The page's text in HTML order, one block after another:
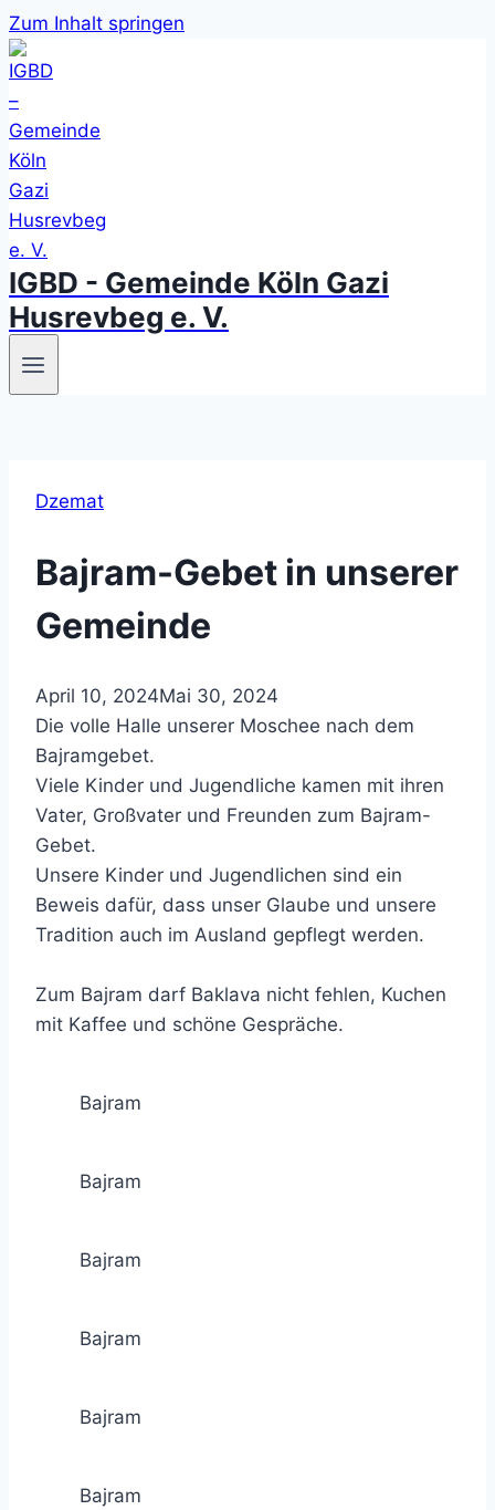
Zum Inhalt springen
IGBD - Gemeinde Köln Gazi
Husrevbeg e. V.
Dzemat
Bajram-Gebet in unserer
Gemeinde
April 10, 2024Mai 30, 2024
Die volle Halle unserer Moschee nach dem
Bajramgebet.
Viele Kinder und Jugendliche kamen mit ihren
Vater, Großvater und Freunden zum Bajram-
Gebet.
Unsere Kinder und Jugendlichen sind ein
Beweis dafür, dass unser Glaube und unsere
Tradition auch im Ausland gepflegt werden.
Zum Bajram darf Baklava nicht fehlen, Kuchen
mit Kaffee und schöne Gespräche.
Bajram
Bajram
Bajram
Bajram
Bajram
Bajram